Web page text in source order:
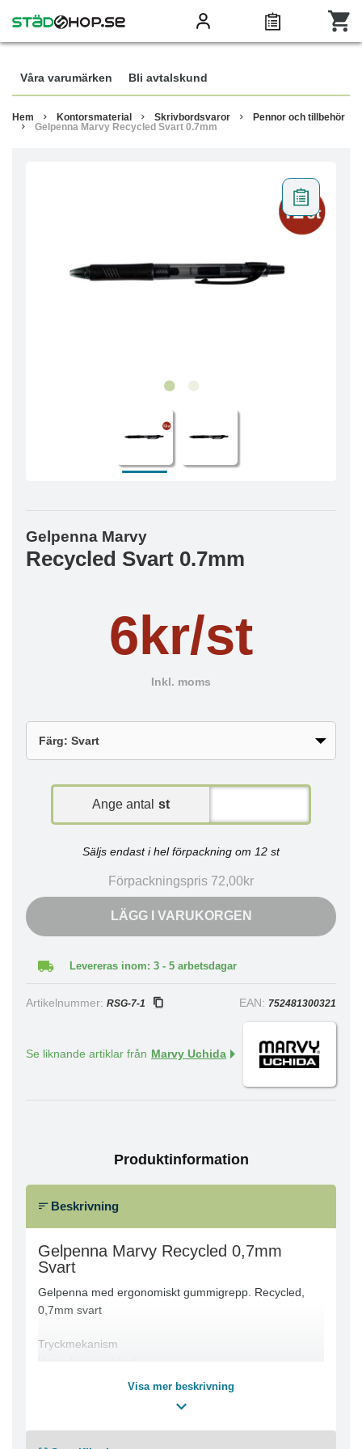
Våra varumärken Bli avtalskund
Hem Kontorsmaterial Skrivbordsvaror
Pennor och tillbehör
Gelpenna Marvy Recycled Svart 0.7mm
Gelpenna Marvy
Recycled Svart 0.7mm
6kr/st
Inkl. moms
Ange antal st
Säljs endast i hel förpackning om 12 st
Förpackningspris 72,00kr
LÄGG I VARUKORGEN
Levereras inom: 3 - 5 arbetsdagar
Artikelnummer: RSG-7-1 EAN: 752481300321
Se liknande artiklar från Marvy Uchida
Produktinformation
Beskrivning
Gelpenna Marvy Recycled 0,7mm
Svart
Gelpenna med ergonomiskt gummigrepp. Recycled,
0,7mm svart
Tryckmekanism
Vattenbaserat bläck
Spetsbredd 0,7 mm
Kan fyllas på med refill-patroner
Visa mer beskrivning